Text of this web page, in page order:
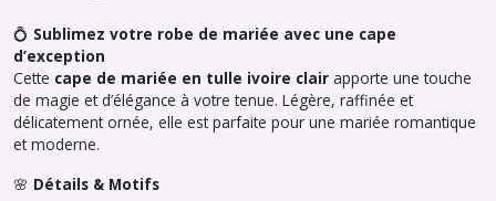
💍 Sublimez votre robe de mariée avec une cape
d’exception
Cette cape de mariée en tulle ivoire clair apporte une touche
de magie et d’élégance à votre tenue. Légère, raffinée et
délicatement ornée, elle est parfaite pour une mariée romantique
et moderne.
🌸 Détails & Motifs